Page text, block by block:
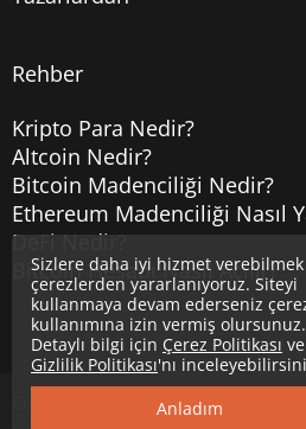
Rehber
Kripto Para Nedir?
Altcoin Nedir?
Bitcoin Madenciliği Nedir?
Ethereum Madenciliği Nasıl
DeFi Nedir?
Bitcoin Hesabı Nasıl Açılır?
Uzmancoin
Sizlere daha iyi hizmet
çerezlerden yararlanıyoruz. Siteyi
kullanmaya devam ederseniz
kullanımına izin vermiş olursunuz.
Detaylı bilgi için Çerez Politikası ve
Gizlilik Politikası'nı
Anladım